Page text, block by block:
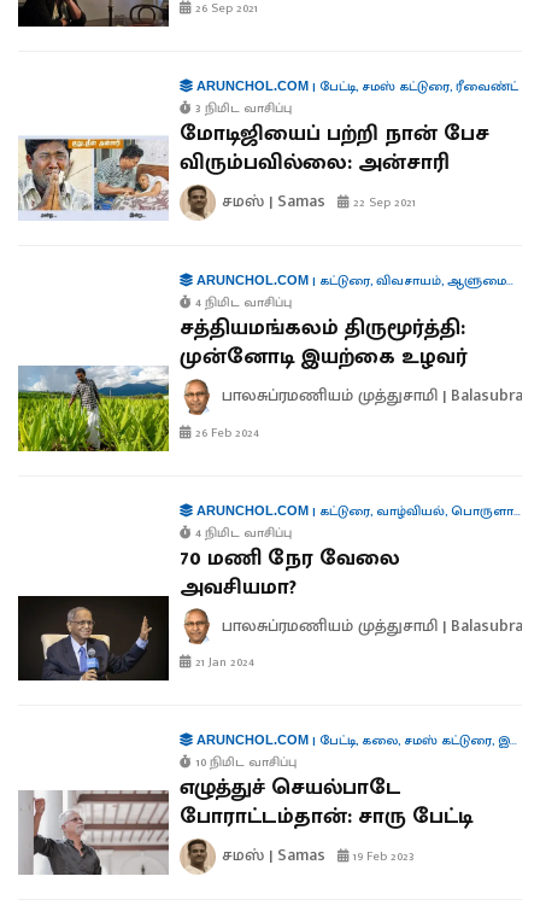
26 Sep 2021
ARUNCHOL.COM| பேட்டி, சமஸ் கட்டுரை,ரீவைண்ட்
3 நிமிட வாசிப்பு
மோடிஜியைப் பற்றி நான் பேச
விரும்பவில்லை: அன்சாரி
சமஸ் | Samas 22 Sep 2021
ARUNCHOL.COM| கட்டுரை,விவசாயம்,ஆளுமைகள்
4 நிமிட வாசிப்பு
சத்தியமங்கலம் திருமூர்த்தி:
முன்னோடி இயற்கை உழவர்
பாலசுப்ரமணியம் முத்துசாமி |
26 Feb 2024
ARUNCHOL.COM| கட்டுரை, வாழ்வியல்,பொருளாதாரம்
4 நிமிட வாசிப்பு
70 மணி நேர வேலை
அவசியமா?
பாலசுப்ரமணியம் முத்துசாமி |
21 Jan 2024
ARUNCHOL.COM| பேட்டி, கலை, சமஸ் கட்டுரை, இலக்கியம்
10 நிமிட வாசிப்பு
எழுத்துச் செயல்பாடே
போராட்டம்தான்: சாரு பேட்டி
சமஸ் | Samas 19 Feb 2023